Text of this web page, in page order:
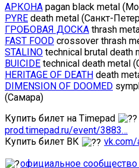
АРКОНА pagan black metal
PYRE death metal (Санкт-
ГРОБОВАЯ ДОСКА thrash
FAST FOOD crossover thrash
STALINO technical brutal death
BUICIDE technical death metal
HERITAGE OF DEATH death
DIMENSION OF DOOMED
(Самара)
Купить билет на Timepad
prod.timepad.ru/event/3883…
Купить билет ВК
официальное